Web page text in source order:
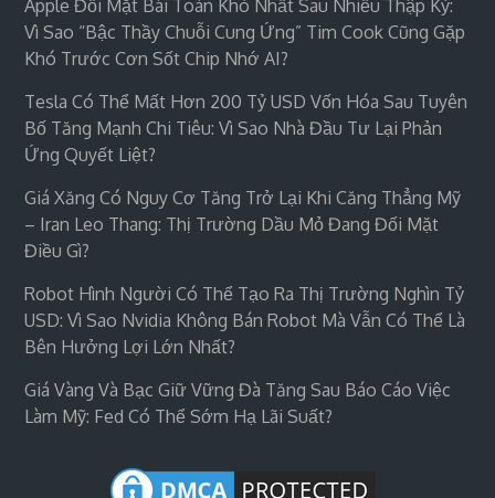
Apple Đối Mặt Bài Toán Khó Nhất Sau Nhiều Thập Kỷ:
Vì Sao “bậc Thầy Chuỗi Cung Ứng” Tim Cook Cũng Gặp
Khó Trước Cơn Sốt Chip Nhớ AI?
Tesla Có Thể Mất Hơn 200 Tỷ USD Vốn Hóa Sau Tuyên
Bố Tăng Mạnh Chi Tiêu: Vì Sao Nhà Đầu Tư Lại Phản
Ứng Quyết Liệt?
Giá Xăng Có Nguy Cơ Tăng Trở Lại Khi Căng Thẳng Mỹ
– Iran Leo Thang: Thị Trường Dầu Mỏ Đang Đối Mặt
Điều Gì?
Robot Hình Người Có Thể Tạo Ra Thị Trường Nghìn Tỷ
USD: Vì Sao Nvidia Không Bán Robot Mà Vẫn Có Thể Là
Bên Hưởng Lợi Lớn Nhất?
Giá Vàng Và Bạc Giữ Vững Đà Tăng Sau Báo Cáo Việc
Làm Mỹ: Fed Có Thể Sớm Hạ Lãi Suất?